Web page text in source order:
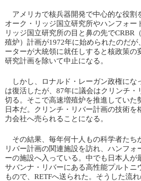
アメリカで核兵器開発で中心的な役割
オーク・リッジ国立研究所やハンフォー
リッジ国立研究所の目と鼻の先でCRBR
殖炉）計画が1972年に始められたのだが
ーターが大統領に就任しすると核政策の
研究計画を除いて中止になる。
しかし、ロナルド・レーガン政権にな
は復活したが、87年に議会はクリンチ・
切る。そこで高速増殖炉を推進していた
日本だ。クリンチ・リバー計画の技術を
力会社へ売られることになる。
その結果、毎年何十人もの科学者たち
リバー計画の関連施設を訪れ、ハンフォ
ーの施設へ入っている。中でも日本人が
サバンナ・リバーにある高性能プルトニ
もので、RETFへ送られた。そうした流